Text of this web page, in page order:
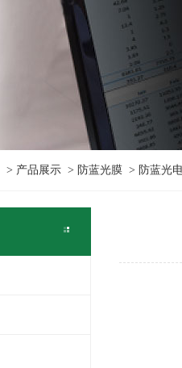
> 产品展示 > 防蓝光膜 > 防蓝光